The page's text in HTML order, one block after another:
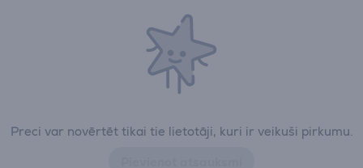
Preci var novērtēt tikai tie lietotāji, kuri ir veikuši pirkumu.